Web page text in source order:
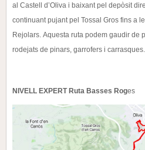
al Castell d’Oliva i baixantpel depòsit
continuant pujant pel Tossal Gros fins a
Rejolars. Aquesta ruta podem gaudir de
rodejats de pinars, garrofers i carrasques.
NIVELL EXPERT Ruta Basses Roges